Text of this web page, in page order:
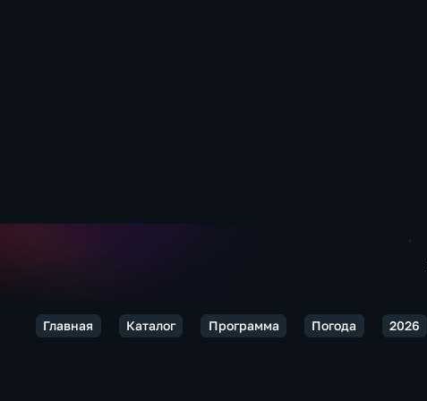
Главная Каталог Программа Погода 2026